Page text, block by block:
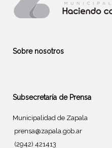
Sobre nosotros
Subsecretaría de Prensa
Municipalidad de Zapala
prensa@zapala.gob.ar
(2942) 421413